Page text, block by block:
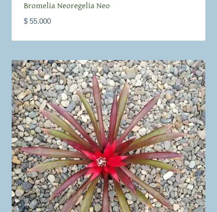
Bromelia Neoregelia Neo
$55.000